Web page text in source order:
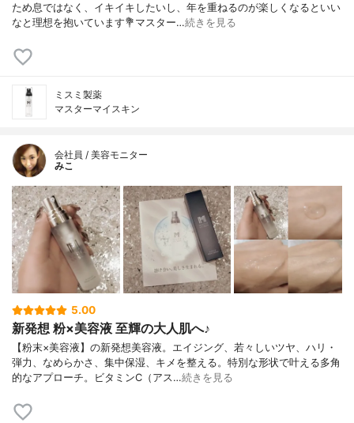
ため息ではなく、イキイキしたいし、年を重ねるのが楽しくなるといい
なと理想を抱いています💐マスター…続きを見る
ミスミ製薬
マスターマイスキン
会社員 / 美容モニター
みこ
5.00
新発想 粉×美容液 至輝の大人肌へ♪
【粉末×美容液】の新発想美容液。エイジング、若々しいツヤ、ハリ・
弾力、なめらかさ、集中保湿、キメを整える。特別な形状で叶える多角
的なアプローチ。ビタミンC（アス…続きを見る